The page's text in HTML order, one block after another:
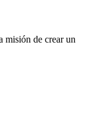
misión de crear un